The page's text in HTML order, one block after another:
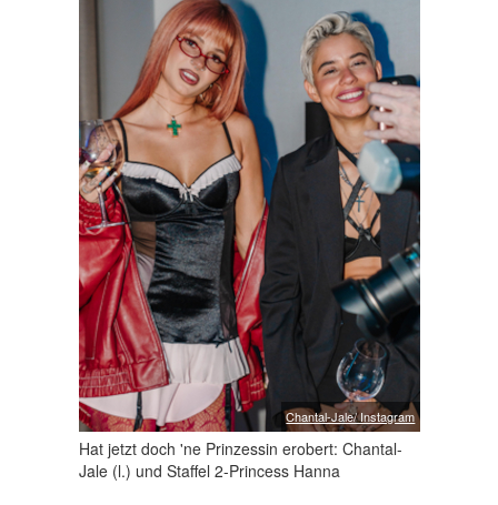
Chantal-Jale/ Instagram
Hat jetzt doch 'ne Prinzessin erobert: Chantal-
Jale (l.) und Staffel 2-Princess Hanna